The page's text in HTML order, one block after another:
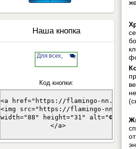
Наша кнопка
Код кнопки:
<a href="https://flamingo-
<img src="https://flamingo-
width="88" height="31"
</a>